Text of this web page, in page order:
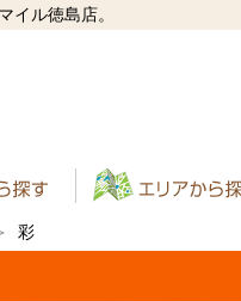
イル徳島店。
彩